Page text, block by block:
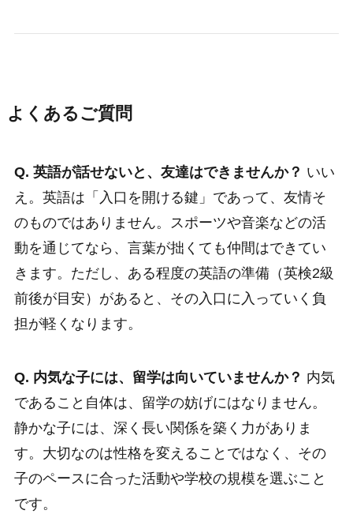
よくあるご質問
Q. 英語が話せないと、友達はできませんか？ いい
え。英語は「入口を開ける鍵」であって、友情そ
のものではありません。スポーツや音楽などの活
動を通じてなら、言葉が拙くても仲間はできてい
きます。ただし、ある程度の英語の準備（英検2級
前後が目安）があると、その入口に入っていく負
担が軽くなります。
Q. 内気な子には、留学は向いていませんか？ 内気
であること自体は、留学の妨げにはなりません。
静かな子には、深く長い関係を築く力がありま
す。大切なのは性格を変えることではなく、その
子のペースに合った活動や学校の規模を選ぶこと
です。